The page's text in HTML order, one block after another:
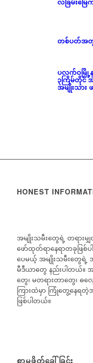
တစ်ပတ်အတွင်
ပလက်ဝမြို့
၃ကြိမ်တိုင် အ
အမျိုးသား
HONEST
အမျိုးသမီးတွေရဲ့ တရား
ဖော်ထုတ်ရာနေရာတခုဖြစ်
ပေမယ့် အမျိုးသမီးတွေ
မီဒီယာတွေ နည်းပါတယ်။
တွေ၊ မတရားတာတွေ၊ ဓ
ကြားထဲမှာ ကြုံတွေ့နေရတဲ့
ဖြစ်ပါတယ်။
စာမူဖိတ်ခေါ်ခြင်း